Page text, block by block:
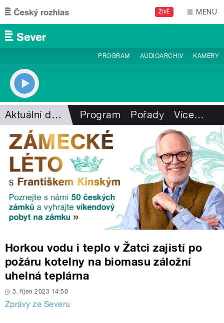
Přejít k hlavnímu obsahu
ŽIVĚ MENU
PROGRAM AUDIOARCHIV KAMERY
Aktuální dění Program Pořady Více…
Horkou vodu i teplo v Žatci zajistí po
požáru kotelny na biomasu záložní
uhelná teplárna
3. říjen 2023 14:50
Zprávy ze Severu